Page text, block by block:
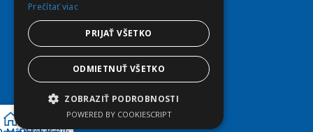
Prečítať viac
PRIJAŤ VŠETKO
ODMIETNUŤ VŠETKO
ZOBRAZIŤ PODROBNOSTI
POWERED BY COOKIESCRIPT